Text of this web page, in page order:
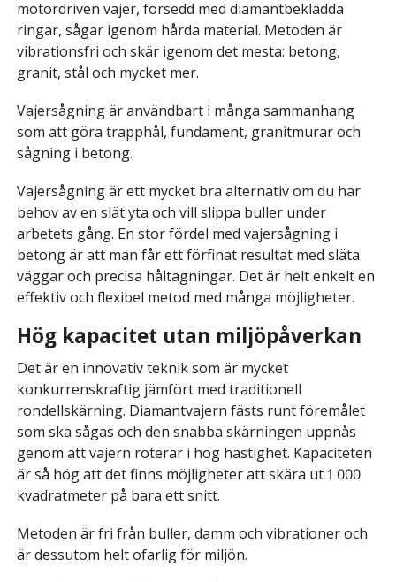
motordriven vajer, försedd med diamantbeklädda
ringar, sågar igenom hårda material. Metoden är
vibrationsfri och skär igenom det mesta: betong,
granit, stål och mycket mer.
Vajersågning är användbart i många sammanhang
som att göra trapphål, fundament, granitmurar och
sågning i betong.
Vajersågning är ett mycket bra alternativ om du har
behov av en slät yta och vill slippa buller under
arbetets gång. En stor fördel med vajersågning i
betong är att man får ett förfinat resultat med släta
väggar och precisa håltagningar. Det är helt enkelt en
effektiv och flexibel metod med många möjligheter.
Hög kapacitet utan miljöpåverkan
Det är en innovativ teknik som är mycket
konkurrenskraftig jämfört med traditionell
rondellskärning. Diamantvajern fästs runt föremålet
som ska sågas och den snabba skärningen uppnås
genom att vajern roterar i hög hastighet. Kapaciteten
är så hög att det finns möjligheter att skära ut 1 000
kvadratmeter på bara ett snitt.
Metoden är fri från buller, damm och vibrationer och
är dessutom helt ofarlig för miljön.